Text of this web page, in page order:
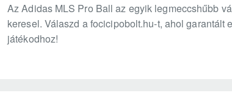
Az Adidas MLS Pro Ball az egyik legmeccshűbb
keresel. Válaszd a focicipobolt.hu-t, ahol
játékodhoz!